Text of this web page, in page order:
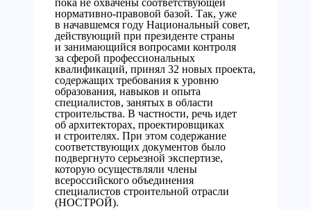
пока не охвачены соответствующей
нормативно-правовой базой. Так, уже
в начавшемся году Национальный совет,
действующий при президенте страны
и занимающийся вопросами контроля
за сферой профессиональных
квалификаций, принял 32 новых проекта,
содержащих требования к уровню
образования, навыков и опыта
специалистов, занятых в области
строительства. В частности, речь идет
об архитекторах, проектировщиках
и строителях. При этом содержание
соответствующих документов было
подвергнуто серьезной экспертизе,
которую осуществляли члены
всероссийского объединения
специалистов строительной отрасли
(НОСТРОЙ).